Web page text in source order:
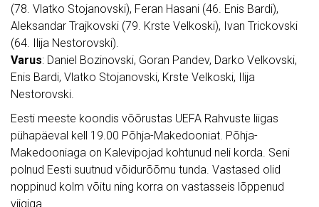
(78. Vlatko Stojanovski), Feran Hasani (46. Enis Bardi),
Aleksandar Trajkovski (79. Krste Velkoski), Ivan Trickovski
(64. Ilija Nestorovski).
Varus: Daniel Bozinovski, Goran Pandev, Darko Velkovski,
Enis Bardi, Vlatko Stojanovski, Krste Velkoski, Ilija
Nestorovski.
Eesti meeste koondis võõrustas UEFA Rahvuste liigas
pühapäeval kell 19.00 Põhja-Makedooniat. Põhja-
Makedooniaga on Kalevipojad kohtunud neli korda. Seni
polnud Eesti suutnud võidurõõmu tunda. Vastased olid
noppinud kolm võitu ning korra on vastasseis lõppenud
viigiga.